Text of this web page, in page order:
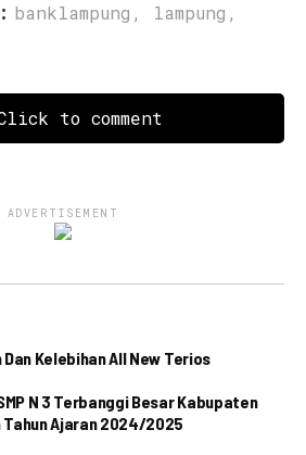
banklampung , lampung ,
to comment
ADVERTISEMENT
Kelebihan All New Terios
N 3 Terbanggi Besar Kabupaten
Tahun Ajaran 2024/2025